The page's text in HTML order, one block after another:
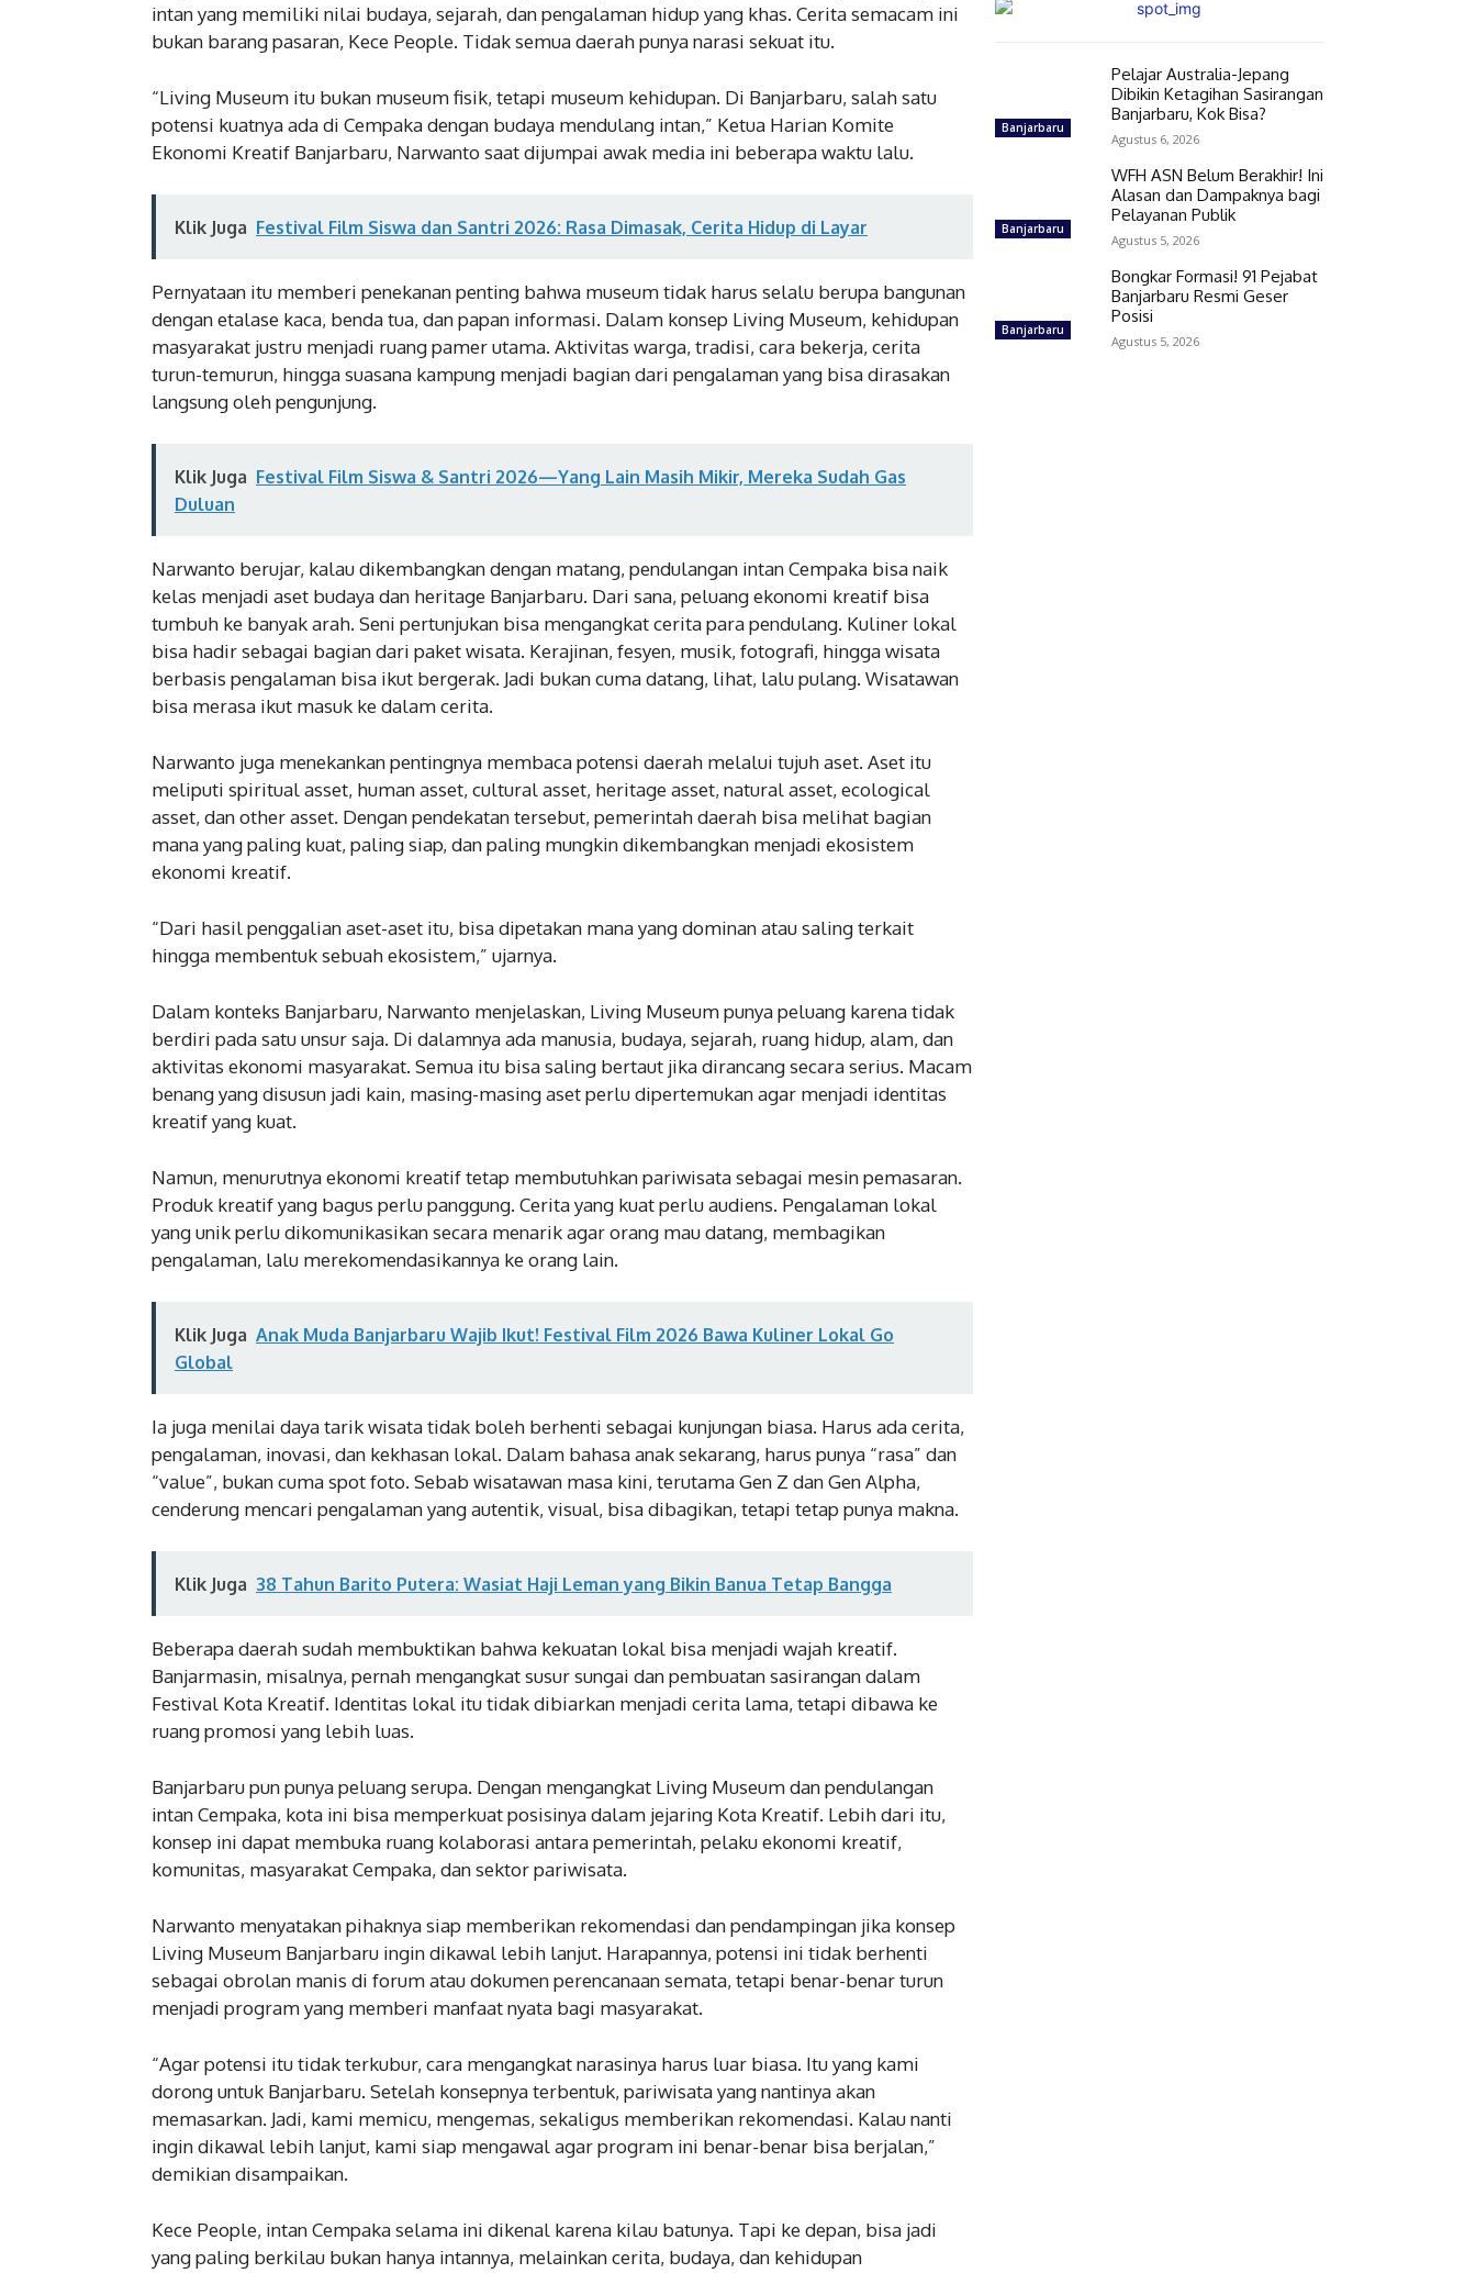
intan yang memiliki nilai budaya, sejarah, dan pengalaman hidup yang khas. Cerita semacam ini
bukan barang pasaran, Kece People. Tidak semua daerah punya narasi sekuat itu.
“Living Museum itu bukan museum fisik, tetapi museum kehidupan. Di Banjarbaru, salah satu
potensi kuatnya ada di Cempaka dengan budaya mendulang intan,” Ketua Harian Komite
Ekonomi Kreatif Banjarbaru, Narwanto saat dijumpai awak media ini beberapa waktu lalu.
Klik Juga Festival Film Siswa dan Santri 2026: Rasa Dimasak, Cerita Hidup di Layar
Pernyataan itu memberi penekanan penting bahwa museum tidak harus selalu berupa bangunan
dengan etalase kaca, benda tua, dan papan informasi. Dalam konsep Living Museum, kehidupan
masyarakat justru menjadi ruang pamer utama. Aktivitas warga, tradisi, cara bekerja, cerita
turun-temurun, hingga suasana kampung menjadi bagian dari pengalaman yang bisa dirasakan
langsung oleh pengunjung.
Klik Juga Festival Film Siswa & Santri 2026—Yang Lain Masih Mikir, Mereka Sudah Gas
Duluan
Narwanto berujar, kalau dikembangkan dengan matang, pendulangan intan Cempaka bisa naik
kelas menjadi aset budaya dan heritage Banjarbaru. Dari sana, peluang ekonomi kreatif bisa
tumbuh ke banyak arah. Seni pertunjukan bisa mengangkat cerita para pendulang. Kuliner lokal
bisa hadir sebagai bagian dari paket wisata. Kerajinan, fesyen, musik, fotografi, hingga wisata
berbasis pengalaman bisa ikut bergerak. Jadi bukan cuma datang, lihat, lalu pulang. Wisatawan
bisa merasa ikut masuk ke dalam cerita.
Narwanto juga menekankan pentingnya membaca potensi daerah melalui tujuh aset. Aset itu
meliputi spiritual asset, human asset, cultural asset, heritage asset, natural asset, ecological
asset, dan other asset. Dengan pendekatan tersebut, pemerintah daerah bisa melihat bagian
mana yang paling kuat, paling siap, dan paling mungkin dikembangkan menjadi ekosistem
ekonomi kreatif.
“Dari hasil penggalian aset-aset itu, bisa dipetakan mana yang dominan atau saling terkait
hingga membentuk sebuah ekosistem,” ujarnya.
Dalam konteks Banjarbaru, Narwanto menjelaskan, Living Museum punya peluang karena tidak
berdiri pada satu unsur saja. Di dalamnya ada manusia, budaya, sejarah, ruang hidup, alam, dan
aktivitas ekonomi masyarakat. Semua itu bisa saling bertaut jika dirancang secara serius. Macam
benang yang disusun jadi kain, masing-masing aset perlu dipertemukan agar menjadi identitas
kreatif yang kuat.
Namun, menurutnya ekonomi kreatif tetap membutuhkan pariwisata sebagai mesin pemasaran.
Produk kreatif yang bagus perlu panggung. Cerita yang kuat perlu audiens. Pengalaman lokal
yang unik perlu dikomunikasikan secara menarik agar orang mau datang, membagikan
pengalaman, lalu merekomendasikannya ke orang lain.
Klik Juga Anak Muda Banjarbaru Wajib Ikut! Festival Film 2026 Bawa Kuliner Lokal Go
Global
Ia juga menilai daya tarik wisata tidak boleh berhenti sebagai kunjungan biasa. Harus ada cerita,
pengalaman, inovasi, dan kekhasan lokal. Dalam bahasa anak sekarang, harus punya “rasa” dan
“value”, bukan cuma spot foto. Sebab wisatawan masa kini, terutama Gen Z dan Gen Alpha,
cenderung mencari pengalaman yang autentik, visual, bisa dibagikan, tetapi tetap punya makna.
Klik Juga 38 Tahun Barito Putera: Wasiat Haji Leman yang Bikin Banua Tetap Bangga
Beberapa daerah sudah membuktikan bahwa kekuatan lokal bisa menjadi wajah kreatif.
Banjarmasin, misalnya, pernah mengangkat susur sungai dan pembuatan sasirangan dalam
Festival Kota Kreatif. Identitas lokal itu tidak dibiarkan menjadi cerita lama, tetapi dibawa ke
ruang promosi yang lebih luas.
Banjarbaru pun punya peluang serupa. Dengan mengangkat Living Museum dan pendulangan
intan Cempaka, kota ini bisa memperkuat posisinya dalam jejaring Kota Kreatif. Lebih dari itu,
konsep ini dapat membuka ruang kolaborasi antara pemerintah, pelaku ekonomi kreatif,
komunitas, masyarakat Cempaka, dan sektor pariwisata.
Narwanto menyatakan pihaknya siap memberikan rekomendasi dan pendampingan jika konsep
Living Museum Banjarbaru ingin dikawal lebih lanjut. Harapannya, potensi ini tidak berhenti
sebagai obrolan manis di forum atau dokumen perencanaan semata, tetapi benar-benar turun
menjadi program yang memberi manfaat nyata bagi masyarakat.
“Agar potensi itu tidak terkubur, cara mengangkat narasinya harus luar biasa. Itu yang kami
dorong untuk Banjarbaru. Setelah konsepnya terbentuk, pariwisata yang nantinya akan
memasarkan. Jadi, kami memicu, mengemas, sekaligus memberikan rekomendasi. Kalau nanti
ingin dikawal lebih lanjut, kami siap mengawal agar program ini benar-benar bisa berjalan,”
demikian disampaikan.
Kece People, intan Cempaka selama ini dikenal karena kilau batunya. Tapi ke depan, bisa jadi
yang paling berkilau bukan hanya intannya, melainkan cerita, budaya, dan kehidupan
Banjarbaru
Pelajar Australia-Jepang
Dibikin Ketagihan Sasirangan
Banjarbaru, Kok Bisa?
Agustus 6, 2026
Banjarbaru
WFH ASN Belum Berakhir! Ini
Alasan dan Dampaknya bagi
Pelayanan Publik
Agustus 5, 2026
Banjarbaru
Bongkar Formasi! 91 Pejabat
Banjarbaru Resmi Geser
Posisi
Agustus 5, 2026